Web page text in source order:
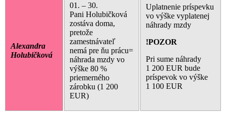
Alexandra
Holubičková
01. – 30.
Pani Holubičková
zostáva doma,
pretože
zamestnávateľ
nemá pre ňu prácu=
náhrada mzdy vo
výške 80 %
priemerného
zárobku (1 200
EUR)
Uplatnenie príspevku
vo výške vyplatenej
náhrady mzdy
!POZOR
Pri sume náhrady
1 200 EUR bude
príspevok vo výške
1 100 EUR